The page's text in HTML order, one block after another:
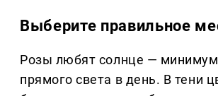
Выберите правильное
Розы любят солнце — минимум
прямого света в день. В тени